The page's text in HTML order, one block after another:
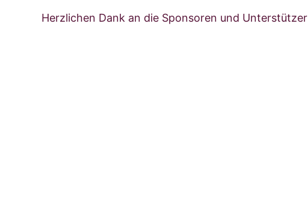
Herzlichen Dank an die Sponsoren und Unterstützer